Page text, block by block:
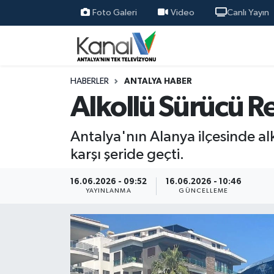
Foto Galeri Video Canlı Yayın
HABERLER ANTALYA HABER
Alkollü Sürücü
Antalya'nın Alanya ilçesinde
karşı şeride geçti.
16.06.2026 - 09:52
YAYINLANMA
16.06.2026 - 10:46
GÜNCELLEME
Ana Haber
Antalya Haber
Günün Manşetleri
Haber Kuşakları
Nöbetçi Eczaneler
Hava Durumu
Trafik Durumu
Süper Lig Puan Durumu ve Fikstür
Haber Arşivi